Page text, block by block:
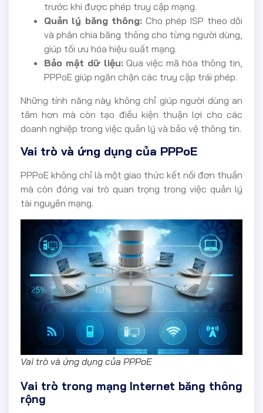
trước khi được phép truy cập mạng.
Quản lý băng thông: Cho phép ISP theo dõi
và phân chia băng thông cho từng người dùng,
giúp tối ưu hóa hiệu suất mạng.
Bảo mật dữ liệu: Qua việc mã hóa thông tin,
PPPoE giúp ngăn chặn các truy cập trái phép.
Những tính năng này không chỉ giúp người dùng an
tâm hơn mà còn tạo điều kiện thuận lợi cho các
doanh nghiệp trong việc quản lý và bảo vệ thông tin.
Vai trò và ứng dụng của PPPoE
PPPoE không chỉ là một giao thức kết nối đơn thuần
mà còn đóng vai trò quan trọng trong việc quản lý
tài nguyên mạng.
Vai trò và ứng dụng của PPPoE
Vai trò trong mạng Internet băng thông
rộng